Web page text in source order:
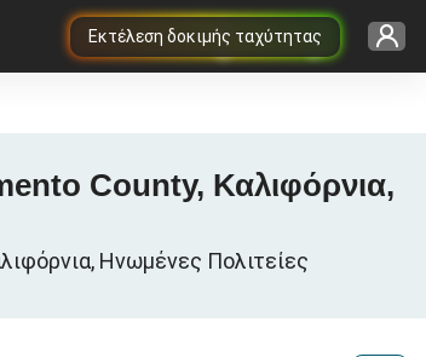
Εκτέλεση δοκιμής ταχύτητας
County, Καλιφόρνια,
Ηνωμένες Πολιτείες